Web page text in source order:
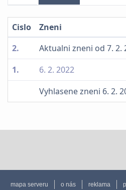
Cislo Zneni
2.
Aktualni zneni od 7. 2.
1.
6. 2. 2022
Vyhlasene zneni 6. 2.
mapa serveru o nás reklama